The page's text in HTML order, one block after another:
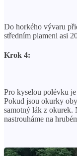
Do horkého vývaru
středním plameni asi
Krok 4:
Pro kyselou polévku
Pokud jsou okurky
samotný lák z okurek.
nastrouháme na